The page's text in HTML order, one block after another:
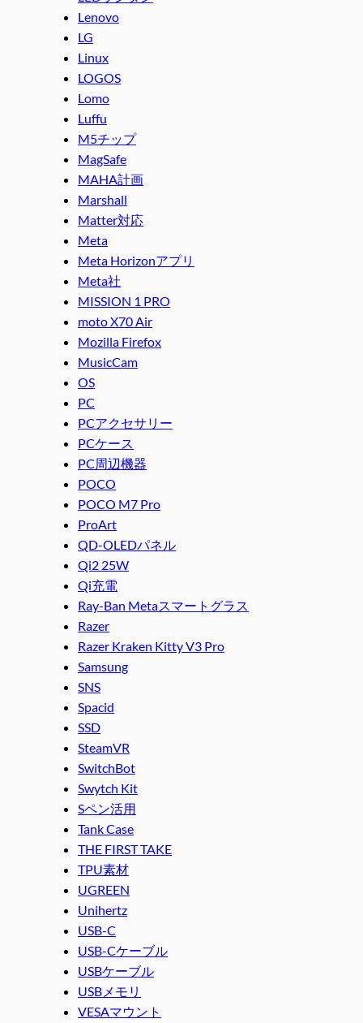
Lenovo
LG
Linux
LOGOS
Lomo
Luffu
M5チップ
MagSafe
MAHA計画
Marshall
Matter対応
Meta
Meta Horizonアプリ
Meta社
MISSION 1 PRO
moto X70 Air
Mozilla Firefox
MusicCam
OS
PC
PCアクセサリー
PCケース
PC周辺機器
POCO
POCO M7 Pro
ProArt
QD-OLEDパネル
Qi2 25W
Qi充電
Ray-Ban Metaスマートグラス
Razer
Razer Kraken Kitty V3 Pro
Samsung
SNS
Spacid
SSD
SteamVR
SwitchBot
Swytch Kit
Sペン活用
Tank Case
THE FIRST TAKE
TPU素材
UGREEN
Unihertz
USB-C
USB-Cケーブル
USBケーブル
USBメモリ
VESAマウント